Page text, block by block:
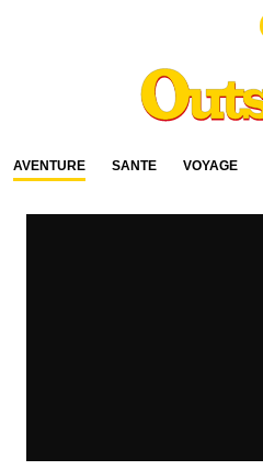
AVENTURE SANTÉ VOYAGE